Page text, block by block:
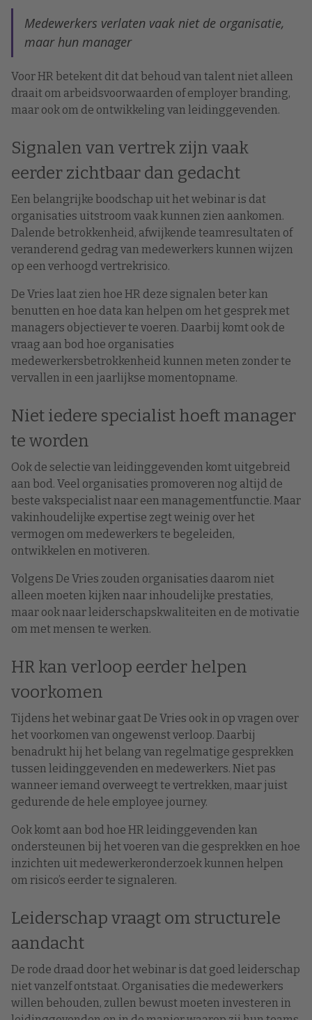
Medewerkers verlaten vaak niet de organisatie,
maar hun manager
Voor HR betekent dit dat behoud van talent niet alleen
draait om arbeidsvoorwaarden of employer branding,
maar ook om de ontwikkeling van leidinggevenden.
Signalen van vertrek zijn vaak
eerder zichtbaar dan gedacht
Een belangrijke boodschap uit het webinar is dat
organisaties uitstroom vaak kunnen zien aankomen.
Dalende betrokkenheid, afwijkende teamresultaten of
veranderend gedrag van medewerkers kunnen wijzen
op een verhoogd vertrekrisico.
De Vries laat zien hoe HR deze signalen beter kan
benutten en hoe data kan helpen om het gesprek met
managers objectiever te voeren. Daarbij komt ook de
vraag aan bod hoe organisaties
medewerkersbetrokkenheid kunnen meten zonder te
vervallen in een jaarlijkse momentopname.
Niet iedere specialist hoeft manager
te worden
Ook de selectie van leidinggevenden komt uitgebreid
aan bod. Veel organisaties promoveren nog altijd de
beste vakspecialist naar een managementfunctie. Maar
vakinhoudelijke expertise zegt weinig over het
vermogen om medewerkers te begeleiden,
ontwikkelen en motiveren.
Volgens De Vries zouden organisaties daarom niet
alleen moeten kijken naar inhoudelijke prestaties,
maar ook naar leiderschapskwaliteiten en de motivatie
om met mensen te werken.
HR kan verloop eerder helpen
voorkomen
Tijdens het webinar gaat De Vries ook in op vragen over
het voorkomen van ongewenst verloop. Daarbij
benadrukt hij het belang van regelmatige gesprekken
tussen leidinggevenden en medewerkers. Niet pas
wanneer iemand overweegt te vertrekken, maar juist
gedurende de hele employee journey.
Ook komt aan bod hoe HR leidinggevenden kan
ondersteunen bij het voeren van die gesprekken en hoe
inzichten uit medewerkeronderzoek kunnen helpen
om risico’s eerder te signaleren.
Leiderschap vraagt om structurele
aandacht
De rode draad door het webinar is dat goed leiderschap
niet vanzelf ontstaat. Organisaties die medewerkers
willen behouden, zullen bewust moeten investeren in